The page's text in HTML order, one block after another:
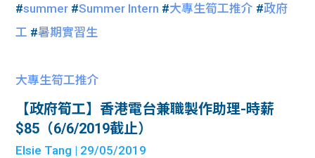
#summer #Summer Intern #大專生筍工推介 #政府
工 #暑期實習生
大專生筍工推介
【政府筍工】香港電台兼職製作助理-時薪
$85（6/6/2019截止）
Elsie Tang | 29/05/2019